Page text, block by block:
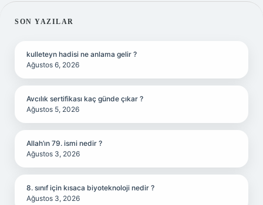
SIDEBAR
SON YAZILAR
kulleteyn hadisi ne anlama gelir ?
Ağustos 6, 2026
Avcılık sertifikası kaç günde çıkar ?
Ağustos 5, 2026
Allah’ın 79. ismi nedir ?
Ağustos 3, 2026
8. sınıf için kısaca biyoteknoloji nedir ?
Ağustos 3, 2026